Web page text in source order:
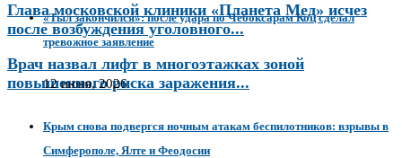
Глава московской клиники «Планета Мед» исчез
после возбуждения уголовного...
Врач назвал лифт в многоэтажках зоной
повышенного риска заражения...
«Тыл закончился»: после удара по Чебоксарам Коц сделал
тревожное заявление
12 июня, 2026
Крым снова подвергся ночным атакам беспилотников: взрывы в
Симферополе, Ялте и Феодосии